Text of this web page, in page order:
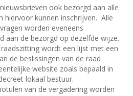
ook bezorgd aan alle
hiervoor kunnen inschrijven. Alle
worden eveneens
aan de bezorgd op dezelfde wijze.
wordt een lijst met een
de beslissingen van de raad
website zoals bepaald in
lokaal bestuur.
van de vergadering worden